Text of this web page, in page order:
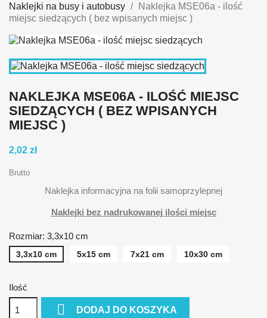
Naklejki na busy i autobusy
Naklejka MSE06a - ilość
miejsc siedzących ( bez wpisanych miejsc )
NAKLEJKA MSE06A - ILOŚĆ MIEJSC
SIEDZĄCYCH ( BEZ WPISANYCH
MIEJSC )
2,02 zł
Brutto
Naklejka informacyjna na folii samoprzylepnej
Naklejki bez nadrukowanej ilości miejsc
Rozmiar: 3,3x10 cm
3,3x10 cm 5x15 cm 7x21 cm 10x30 cm
Ilość
 DODAJ DO KOSZYKA